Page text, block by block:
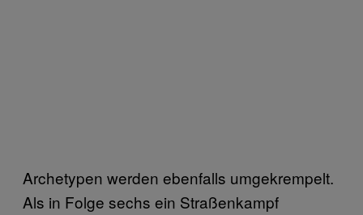
Archetypen werden ebenfalls umgekrempelt.
Als in Folge sechs ein Straßenkampf